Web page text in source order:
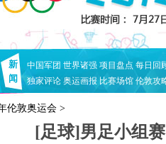
新
闻
中国军团 世界诸强 项目盘点 每日回
独家评论 奥运画报 比赛场馆 伦敦攻
伦敦奥运会 >
[足球]男足小组